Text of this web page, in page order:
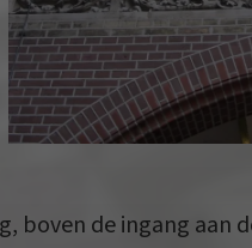
boven de ingang aan